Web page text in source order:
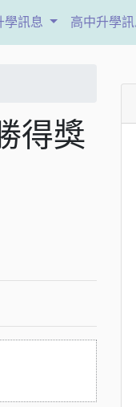
學訊息 高中升學
得獎